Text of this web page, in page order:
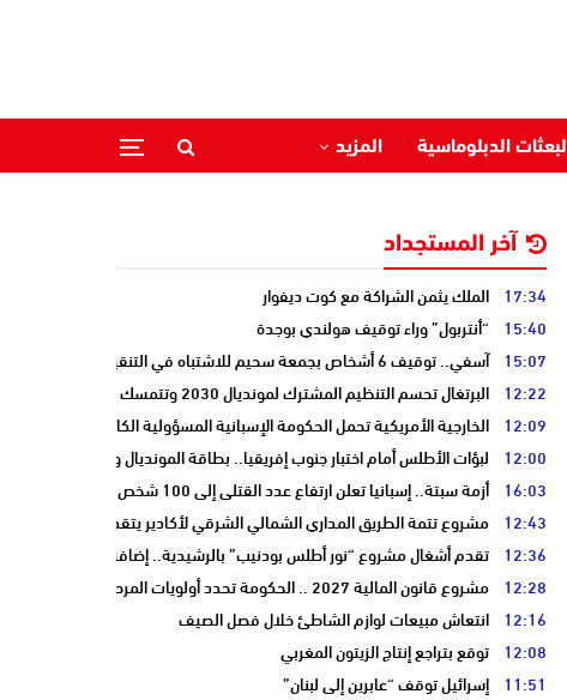
البعثات الدبلوماسية المزيد
آخر المستجداد
17:34 الملك يثمن الشراكة مع كوت ديفوار
15:40 “أنتربول” وراء توقيف هولندي بوجدة
15:07 آسفي.. توقيف 6 أشخاص بجمعة سحيم للاشتباه في التنقيب عن الكنوز .
12:22 البرتغال تحسم التنظيم المشترك لمونديال 2030 وتتمسك بالشراكة مع المغرب وإسبانيا
12:09 الخارجية الأمريكية تحمل الحكومة الإسبانية المسؤولية الكاملة عن أزمة سبتة
12:00 لبؤات الأطلس أمام اختبار جنوب إفريقيا.. بطاقة المونديال ونصف النهائي
16:03 أزمة سبتة.. إسبانيا تعلن ارتفاع عدد القتلى إلى 100 شخص
12:43 مشروع تتمة الطريق المداري الشمالي الشرقي لأكادير يتقدم نحو مرحلة
12:36 تقدم أشغال مشروع “نور أطلس بودنيب” بالرشيدية.. إضافة 33 ميغاوات إلى الشبكة الوطنية
12:28 مشروع قانون المالية 2027 .. الحكومة تحدد أولويات المرحلة المقبلة
12:16 انتعاش مبيعات لوازم الشاطئ خلال فصل الصيف
12:08 توقع بتراجع إنتاج الزيتون المغربي
11:51 إسرائيل توقف “عابرين إلى لبنان”